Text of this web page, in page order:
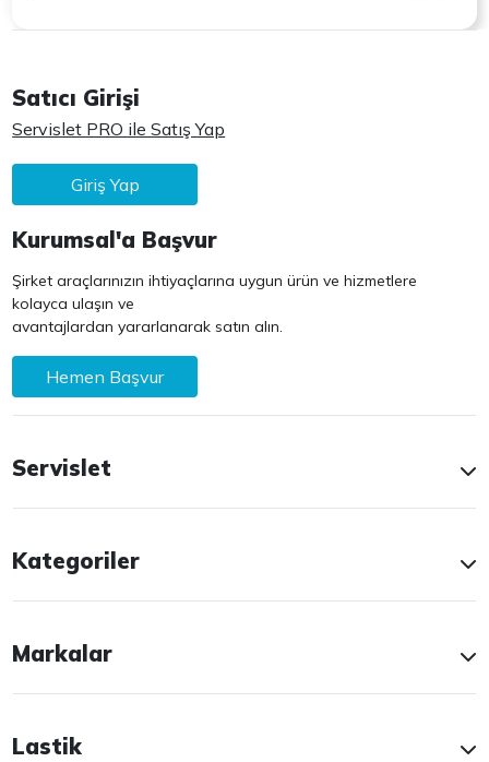
Satıcı Girişi
Servislet PRO ile Satış Yap
Giriş Yap
Kurumsal'a Başvur
Şirket araçlarınızın ihtiyaçlarına uygun ürün ve hizmetlere
kolayca ulaşın ve
avantajlardan yararlanarak satın alın.
Hemen Başvur
Servislet
Kategoriler
Markalar
Lastik